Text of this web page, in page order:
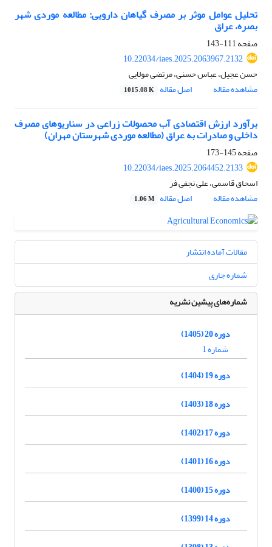
تحلیل عوامل موثر بر مصرف گیاهان دارویی: مطالعه موردی شهر
بصره، عراق
صفحه111-143
10.22034/iaes.2025.2063967.2132
حسن عجیل، عباس حسنی، مرتضی مولایی
مشاهده مقاله
اصل مقاله 1015.08 K
برآورد ارزش اقتصادی آب محصولات زراعی در سناریوهای مصرف
داخلی و صادرات به عراق (مطالعه موردی شهرستان مهران)
صفحه145-173
10.22034/iaes.2025.2064452.2133
اسحاق قاسمی، علی نجفی فر
مشاهده مقاله
اصل مقاله 1.06 M
مقالات آماده انتشار
شماره جاری
شماره‌های پیشین نشریه
دوره 20 (1405)
شماره 1
دوره 19 (1404)
دوره 18 (1403)
دوره 17 (1402)
دوره 16 (1401)
دوره 15 (1400)
دوره 14 (1399)